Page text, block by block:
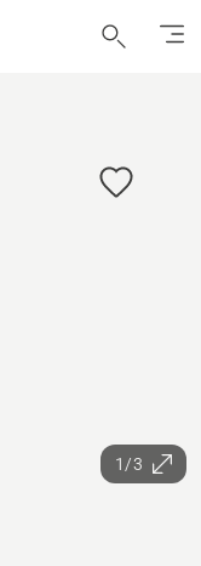
1/3